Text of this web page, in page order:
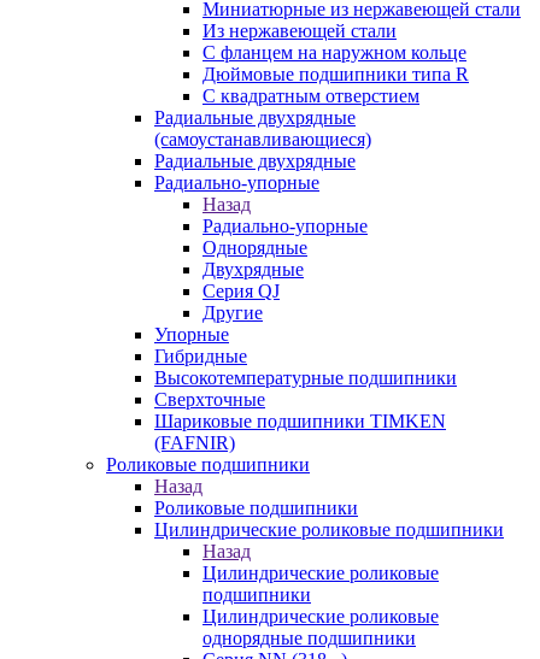
Миниатюрные из нержавеющей стали
Из нержавеющей стали
С фланцем на наружном кольце
Дюймовые подшипники типа R
С квадратным отверстием
Радиальные двухрядные
(самоустанавливающиеся)
Радиальные двухрядные
Радиально-упорные
Назад
Радиально-упорные
Однорядные
Двухрядные
Серия QJ
Другие
Упорные
Гибридные
Высокотемпературные подшипники
Сверхточные
Шариковые подшипники TIMKEN
(FAFNIR)
Роликовые подшипники
Назад
Роликовые подшипники
Цилиндрические роликовые подшипники
Назад
Цилиндрические роликовые
подшипники
Цилиндрические роликовые
однорядные подшипники